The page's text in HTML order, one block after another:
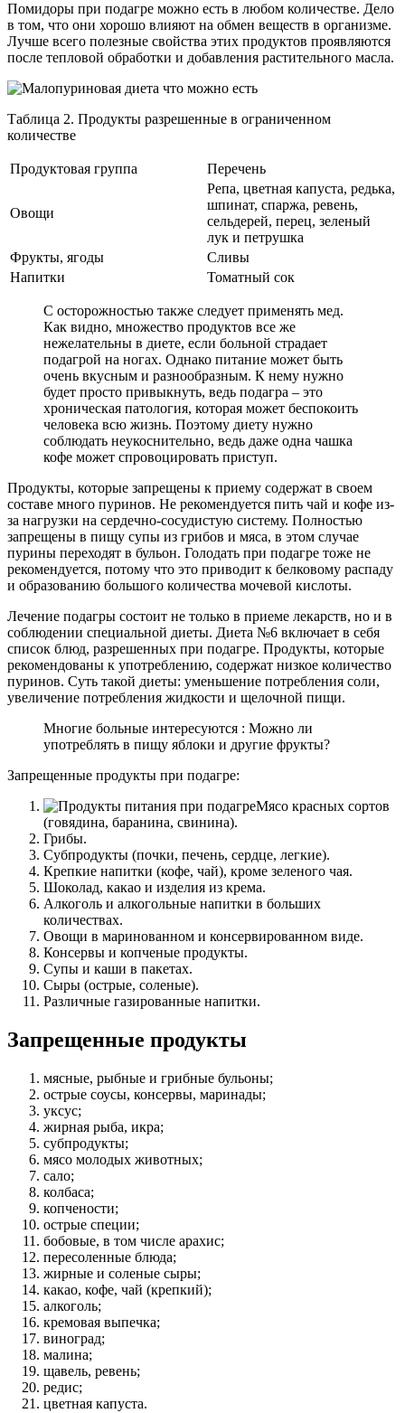
Помидоры при подагре можно есть в любом количестве. Дело
в том, что они хорошо влияют на обмен веществ в организме.
Лучше всего полезные свойства этих продуктов проявляются
после тепловой обработки и добавления растительного масла.
Таблица 2. Продукты разрешенные в ограниченном
количестве
Продуктовая группа Перечень
Овощи
Репа, цветная капуста, редька,
шпинат, спаржа, ревень,
сельдерей, перец, зеленый
лук и петрушка
Фрукты, ягоды
Сливы
Напитки
Томатный сок
С осторожностью также следует применять мед.
Как видно, множество продуктов все же
нежелательны в диете, если больной страдает
подагрой на ногах. Однако питание может быть
очень вкусным и разнообразным. К нему нужно
будет просто привыкнуть, ведь подагра – это
хроническая патология, которая может беспокоить
человека всю жизнь. Поэтому диету нужно
соблюдать неукоснительно, ведь даже одна чашка
кофе может спровоцировать приступ.
Продукты, которые запрещены к приему содержат в своем
составе много пуринов. Не рекомендуется пить чай и кофе из-
за нагрузки на сердечно-сосудистую систему. Полностью
запрещены в пищу супы из грибов и мяса, в этом случае
пурины переходят в бульон. Голодать при подагре тоже не
рекомендуется, потому что это приводит к белковому распаду
и образованию большого количества мочевой кислоты.
Лечение подагры состоит не только в приеме лекарств, но и в
соблюдении специальной диеты. Диета №6 включает в себя
список блюд, разрешенных при подагре. Продукты, которые
рекомендованы к употреблению, содержат низкое количество
пуринов. Суть такой диеты: уменьшение потребления соли,
увеличение потребления жидкости и щелочной пищи.
Многие больные интересуются : Можно ли
употреблять в пищу яблоки и другие фрукты?
Запрещенные продукты при подагре:
Мясо красных сортов
(говядина, баранина, свинина).
Грибы.
Субпродукты (почки, печень, сердце, легкие).
Крепкие напитки (кофе, чай), кроме зеленого чая.
Шоколад, какао и изделия из крема.
Алкоголь и алкогольные напитки в больших
количествах.
Овощи в маринованном и консервированном виде.
Консервы и копченые продукты.
Супы и каши в пакетах.
Сыры (острые, соленые).
Различные газированные напитки.
Запрещенные продукты
мясные, рыбные и грибные бульоны;
острые соусы, консервы, маринады;
уксус;
жирная рыба, икра;
субпродукты;
мясо молодых животных;
сало;
колбаса;
копчености;
острые специи;
бобовые, в том числе арахис;
пересоленные блюда;
жирные и соленые сыры;
какао, кофе, чай (крепкий);
алкоголь;
кремовая выпечка;
виноград;
малина;
щавель, ревень;
редис;
цветная капуста.